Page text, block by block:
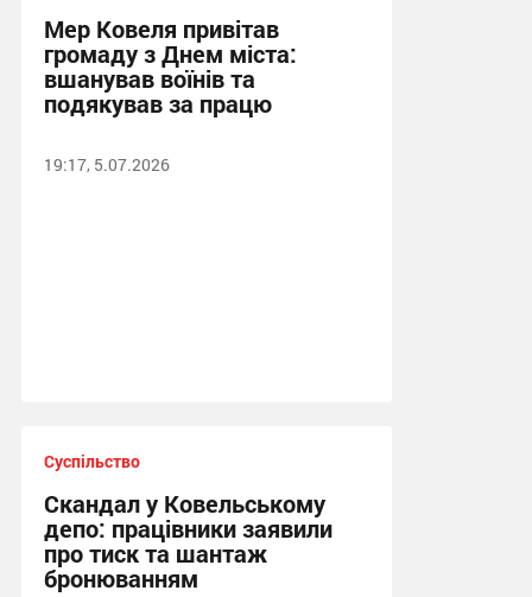
Мер Ковеля привітав
громаду з Днем міста:
вшанував воїнів та
подякував за працю
19:17, 5.07.2026
Суспільство
Скандал у Ковельському
депо: працівники заявили
про тиск та шантаж
бронюванням